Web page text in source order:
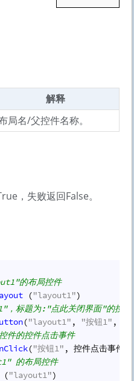
解释
局名/父控件名称。
，失败返回False。
的布局控件
("layout1")
，标题为:"点此关闭界面"的按钮
("layout1" , "按钮1" ,
件的控件点击事件
("按钮1" , 控件点击事件)
的布局控件
"layout1")